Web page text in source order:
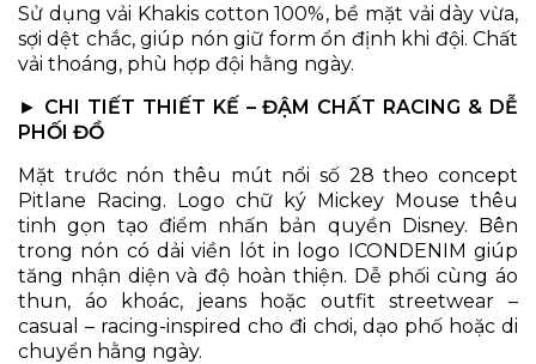
Sử dụng vải Khakis cotton 100%, bề mặt vải dày vừa,
sợi dệt chắc, giúp nón giữ form ổn định khi đội. Chất
vải thoáng, phù hợp đội hằng ngày.
► CHI TIẾT THIẾT KẾ – ĐẬM CHẤT RACING & DỄ
PHỐI ĐỒ
Mặt trước nón thêu mút nổi số 28 theo concept
Pitlane Racing. Logo chữ ký Mickey Mouse thêu
tinh gọn tạo điểm nhấn bản quyền Disney. Bên
trong nón có dải viền lót in logo ICONDENIM giúp
tăng nhận diện và độ hoàn thiện. Dễ phối cùng áo
thun, áo khoác, jeans hoặc outfit streetwear –
casual – racing-inspired cho đi chơi, dạo phố hoặc di
chuyển hằng ngày.